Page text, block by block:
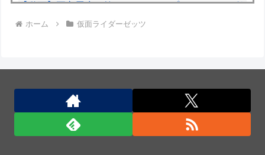
【動画】両方馬鹿（笑）ミニストップでトラックと衝
突したドラレコが（ノ∇`）
コンセプトで衝撃を与える！
中国外務省、広島原爆投下に関して「同情を得ようと
ホーム 仮面ライダーゼッツ